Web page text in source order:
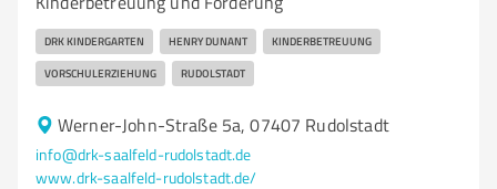
DRK KINDERGARTEN HENRY DUNANT KINDERBETREUUNG
VORSCHULERZIEHUNG RUDOLSTADT
Werner-John-Straße 5a, 07407 Rudolstadt
info@drk-saalfeld-rudolstadt.de
www.drk-saalfeld-rudolstadt.de/